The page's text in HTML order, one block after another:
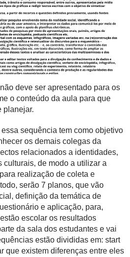
deve ser apresentado para os
o conteúdo da aula para que
planejar.
essa sequência tem como objetivo
os demais colegas da
relacionados a identidades,
culturais, de modo a utilizar a
realização de coleta e
serão 7 planos, que vão
definição da temática de
e aplicação, para,
escolar os resultados
da sala dos estudantes e vai
estão divididas em: start
que existem diferenças entre eles